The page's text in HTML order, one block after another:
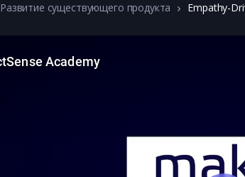
Развитие существующего продукта Empathy-